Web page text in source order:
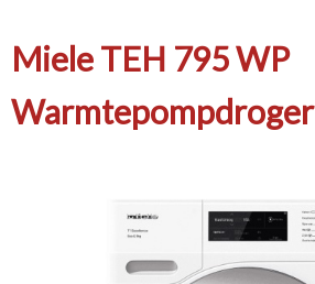
Miele TEH 795 WP
Warmtepompdroger